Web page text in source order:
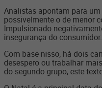
Analistas apontam para
possivelmente o de menor
Impulsionado
insegurança do consumidor.
Com base nisso, há dois
desespero ou trabalhar
do segundo grupo, este